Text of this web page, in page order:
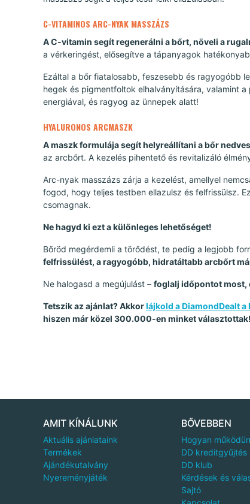
C-VITAMINOS ARC-NYAK MASSZÁZS
A C-vitamin segít regenerálni a bőrt, növeli a
a vérkeringést, elősegítve a tápanyagok
Ezáltal a bőr fiatalosabb, feszesebb és ragyogóbb
hegek és pigmentfoltok elhalványítására, valamint
energiával, és ragyog az ünnepek alatt!
HYALURONOS ARCMASZK
A maszk formulája segít helyreállítani a bőr
az arcbőrt. A kezelés pihentető és revitalizáló
Arc-nyak masszázs zárja a kezelést, amellyel
fogod, hogy teljes testben ellazulsz és felfrissülsz.
csomagnak.
Ne hagyd ki ezt a különleges lehetőséget!
Bőröd megérdemli a törődést, te pedig a legjobb
felfrissülést, a ragyogóbb, hidratáltabb arcbőrt
Ne halogasd a megújulást – foglalj időpontot most,
Tetszik az ajánlat? Akkorlájkold a DiamondDealt a
hiszen már közel 300.000-en minket
AMIT KÍNÁLUNK
Aktuális ajánlataink
Termékek
Ajándékutalvány
Nyereményjáték
BŐVEBBEN
Hogyan
DD kreditgyűjtés
DD klub
Kérdések és
Sajtó